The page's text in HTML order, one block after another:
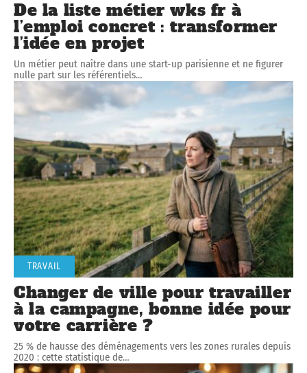
De la liste métier wks fr à
l’emploi concret : transformer
l’idée en projet
Un métier peut naître dans une start-up parisienne et ne figurer
nulle part sur les référentiels…
TRAVAIL
Changer de ville pour travailler
à la campagne, bonne idée pour
votre carrière ?
25 % de hausse des déménagements vers les zones rurales depuis
2020 : cette statistique de…